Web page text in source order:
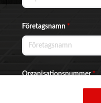
Företagsnamn *
Organisationsnummer*